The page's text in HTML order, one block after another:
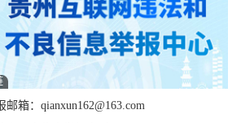
邮箱：qianxun162@163.com